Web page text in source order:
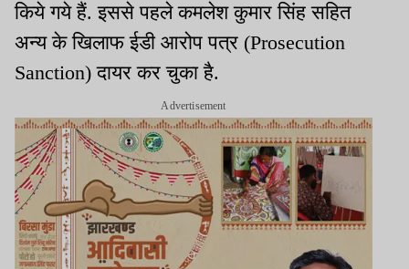
किये गये हैं. इससे पहले कमलेश कुमार सिंह सहित
अन्य के खिलाफ ईडी आरोप पत्र (Prosecution
Sanction) दायर कर चुका है.
Advertisement